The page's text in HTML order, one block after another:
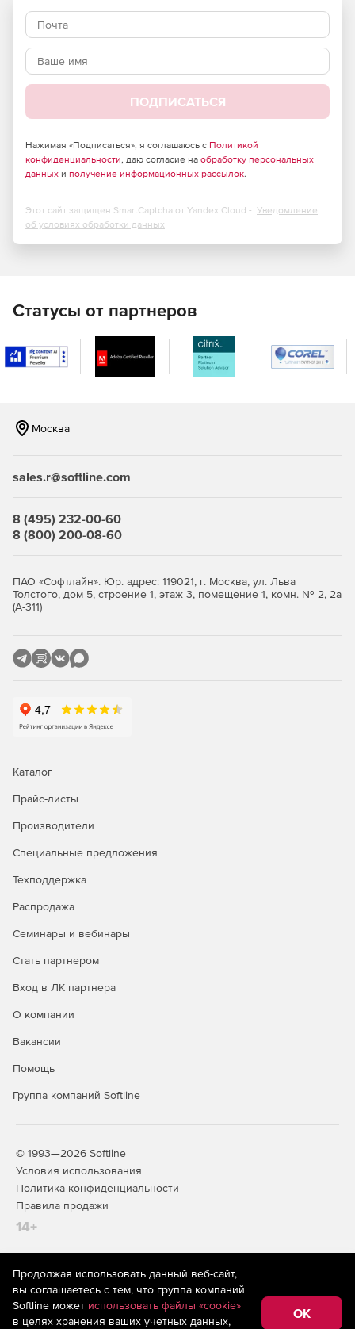
ПОДПИСАТЬСЯ
Нажимая «Подписаться», я соглашаюсь с Политикой
конфиденциальности, даю согласие на обработку персональных
данных и получение информационных рассылок.
Этот сайт защищен SmartCaptcha от Yandex Cloud - Уведомление
об условиях обработки данных
Статусы от партнеров
Москва
sales.r@softline.com
8 (495) 232-00-60
8 (800) 200-08-60
ПАО «Софтлайн». Юр. адрес: 119021, г. Москва, ул. Льва
Толстого, дом 5, строение 1, этаж 3, помещение 1, комн. № 2, 2а
(А-311)
Каталог
Прайс-листы
Производители
Специальные предложения
Техподдержка
Распродажа
Семинары и вебинары
Стать партнером
Вход в ЛК партнера
О компании
Вакансии
Помощь
Группа компаний Softline
© 1993—2026 Softline
Условия использования
Политика конфиденциальности
Правила продажи
14+
На информационном ресурсе store.softline.ru применяются
рекомендательные технологии(информационные технологии
предоставления информации на основе сбора,
систематизации и анализа сведений, относящихся к
Продолжая использовать данный веб-сайт,
вы соглашаетесь с тем, что группа компаний
Softline может использовать файлы «cookie»
в целях хранения ваших учетных данных,
OK